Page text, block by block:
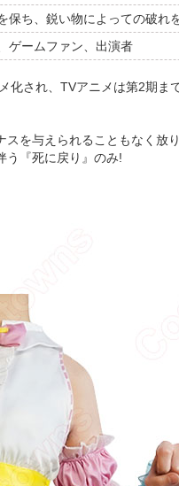
ち、鋭い物によっての破れ
ゲームファン、出演者
され、TVアニメは第2期ま
を与えられることもなく放
う『死に戻り』のみ!